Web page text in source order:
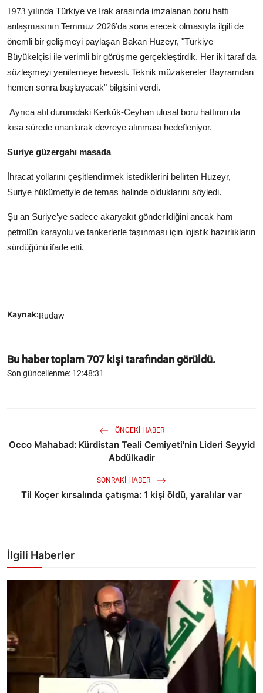
1973 yılında Türkiye ve Irak arasında imzalanan boru hattı
anlaşmasının Temmuz 2026’da sona erecek olmasıyla ilgili de
önemli bir gelişmeyi paylaşan Bakan Huzeyr, "Türkiye
Büyükelçisi ile verimli bir görüşme gerçekleştirdik. Her iki taraf da
sözleşmeyi yenilemeye hevesli. Teknik müzakereler Bayramdan
hemen sonra başlayacak" bilgisini verdi.
Ayrıca atıl durumdaki Kerkük-Ceyhan ulusal boru hattının da
kısa sürede onarılarak devreye alınması hedefleniyor.
Suriye güzergahı masada
İhracat yollarını çeşitlendirmek istediklerini belirten Huzeyr,
Suriye hükümetiyle de temas halinde olduklarını söyledi.
Şu an Suriye’ye sadece akaryakıt gönderildiğini ancak ham
petrolün karayolu ve tankerlerle taşınması için lojistik hazırlıkların
sürdüğünü ifade etti.
Kaynak:Rudaw
Bu haber toplam707kişi tarafından görüldü.
Son güncellenme: 12:48:31
ÖNCEKI HABER
Occo Mahabad: Kürdistan Teali Cemiyeti'nin Lideri Seyyid
Abdülkadir
SONRAKI HABER
Til Koçer kırsalında çatışma: 1 kişi öldü, yaralılar var
İlgili Haberler